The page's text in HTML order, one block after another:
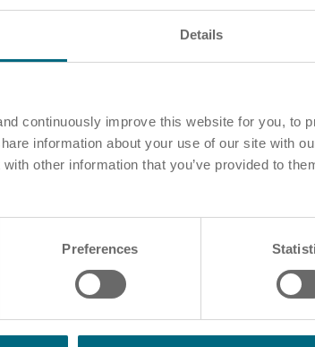
Details
continuously improve this website for you, to
information about your use of our site with
other information that you’ve provided to
Preferences